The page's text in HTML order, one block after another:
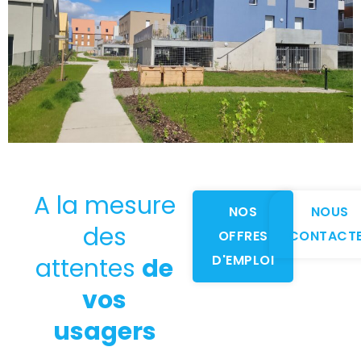
A la mesure
des
attentes de
vos
usagers
NOS
OFFRES
D'EMPLOI
NOUS